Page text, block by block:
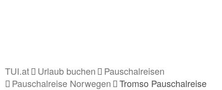
TUI.at Urlaub buchen
Pauschalreisen
Pauschalreise Norwegen
Tromso Pauschalreise